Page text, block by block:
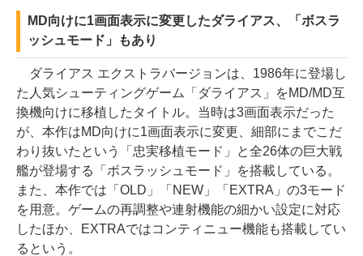
MD向けに1画面表示に変更したダライアス、「ボスラ
ッシュモード」もあり
ダライアス エクストラバージョンは、1986年に登場し
た人気シューティングゲーム「ダライアス」をMD/MD互
換機向けに移植したタイトル。当時は3画面表示だった
が、本作はMD向けに1画面表示に変更、細部にまでこだ
わり抜いたという「忠実移植モード」と全26体の巨大戦
艦が登場する「ボスラッシュモード」を搭載している。
また、本作では「OLD」「NEW」「EXTRA」の3モード
を用意。ゲームの再調整や連射機能の細かい設定に対応
したほか、EXTRAではコンティニュー機能も搭載してい
るという。